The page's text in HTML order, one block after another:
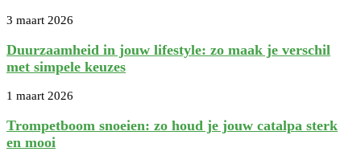
3 maart 2026
Duurzaamheid in jouw lifestyle: zo maak je verschil
met simpele keuzes
1 maart 2026
Trompetboom snoeien: zo houd je jouw catalpa sterk
en mooi